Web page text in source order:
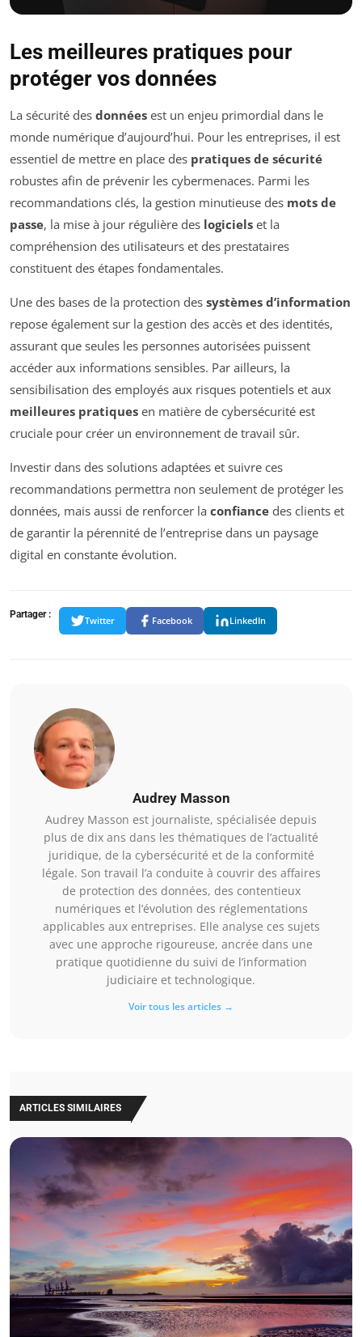
Les meilleures pratiques pour
protéger vos données
La sécurité des données est un enjeu primordial dans le
monde numérique d’aujourd’hui. Pour les entreprises, il est
essentiel de mettre en place des pratiques de sécurité
robustes afin de prévenir les cybermenaces. Parmi les
recommandations clés, la gestion minutieuse des mots de
passe, la mise à jour régulière des logiciels et la
compréhension des utilisateurs et des prestataires
constituent des étapes fondamentales.
Une des bases de la protection des systèmes d’information
repose également sur la gestion des accès et des identités,
assurant que seules les personnes autorisées puissent
accéder aux informations sensibles. Par ailleurs, la
sensibilisation des employés aux risques potentiels et aux
meilleures pratiques en matière de cybersécurité est
cruciale pour créer un environnement de travail sûr.
Investir dans des solutions adaptées et suivre ces
recommandations permettra non seulement de protéger les
données, mais aussi de renforcer la confiance des clients et
de garantir la pérennité de l’entreprise dans un paysage
digital en constante évolution.
Partager :
Twitter Facebook LinkedIn
Audrey Masson
Audrey Masson est journaliste, spécialisée depuis
plus de dix ans dans les thématiques de l’actualité
juridique, de la cybersécurité et de la conformité
légale. Son travail l’a conduite à couvrir des affaires
de protection des données, des contentieux
numériques et l’évolution des réglementations
applicables aux entreprises. Elle analyse ces sujets
avec une approche rigoureuse, ancrée dans une
pratique quotidienne du suivi de l’information
judiciaire et technologique.
Voir tous les articles →
ARTICLES SIMILAIRES